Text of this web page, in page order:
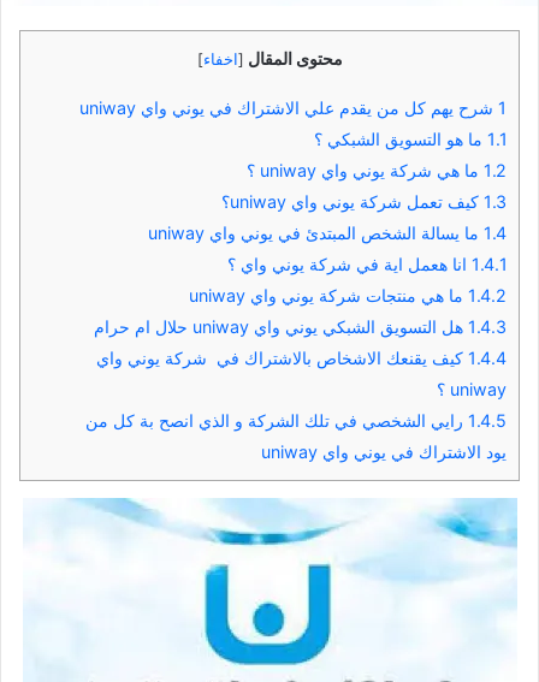
محتوى المقال [اخفاء]
1 شرح يهم كل من يقدم علي الاشتراك في يوني واي uniway
1.1 ما هو التسويق الشبكي ؟
1.2 ما هي شركة يوني واي uniway ؟
1.3 كيف تعمل شركة يوني واي uniway؟
1.4 ما يسالة الشخص المبتدئ في يوني واي uniway
1.4.1 انا هعمل اية في شركة يوني واي ؟
1.4.2 ما هي منتجات شركة يوني واي uniway
1.4.3 هل التسويق الشبكي يوني واي uniway حلال ام حرام
1.4.4 كيف يقنعك الاشخاص بالاشتراك في شركة يوني واي
uniway ؟
1.4.5 رايي الشخصي في تلك الشركة و الذي انصح بة كل من
يود الاشتراك في يوني واي uniway